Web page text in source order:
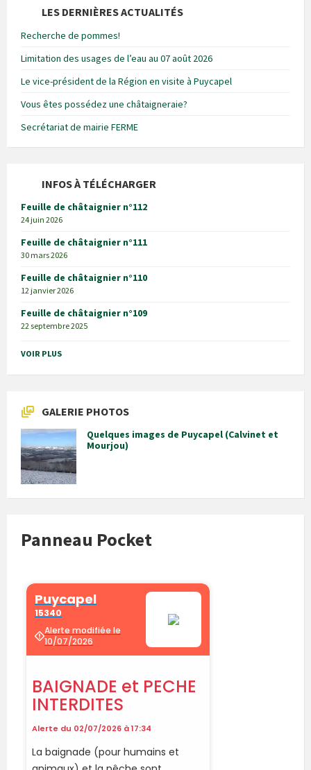
LES DERNIÈRES ACTUALITÉS
Recherche de pommes!
Limitation des usages de l’eau au 07 août 2026
Le vice-président de la Région en visite à Puycapel
Vous êtes possédez une châtaigneraie?
Secrétariat de mairie FERME
INFOS À TÉLÉCHARGER
Feuille de châtaignier n°112
24 juin 2026
Feuille de châtaignier n°111
30 mars 2026
Feuille de châtaignier n°110
12 janvier 2026
Feuille de châtaignier n°109
22 septembre 2025
VOIR PLUS
GALERIE PHOTOS
Quelques images de Puycapel (Calvinet et
Mourjou)
Panneau Pocket